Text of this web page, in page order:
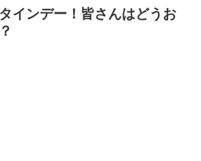
インデー！皆さんはどうお